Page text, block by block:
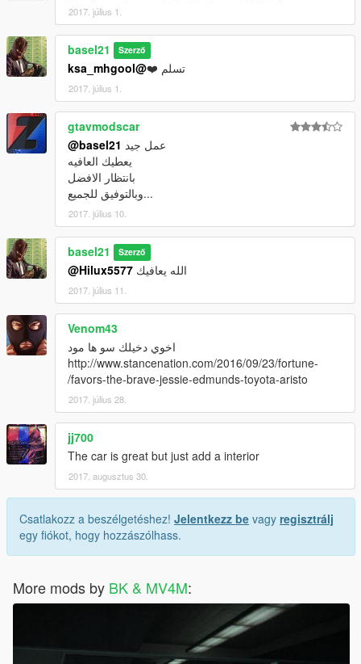
2017. július 1.
basel21 Szerző
تسلم ❤️@ksa_mhgool
2017. július 1.
gtavmodscar
@basel21 عمل جيد
يعطيك العافيه
بانتظار الافضل
وبالتوفيق للجميع...
2017. július 10.
basel21 Szerző
@Hilux5577 الله يعافيك
2017. július 11.
Venom43
اخوي دخيلك سو ها مود
http://www.stancenation.com/2016/09/23/fortune-
favors-the-brave-jessie-edmunds-toyota-aristo/
2017. július 28.
jj700
The car is great but just add a interior
2017. augusztus 30.
Csatlakozz a beszélgetéshez! Jelentkezz be vagy regisztrálj
egy fiókot, hogy hozzászólhass.
More mods by BK & MV4M: